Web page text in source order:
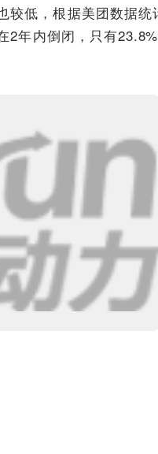
较低，根据美团数据统
2年内倒闭，只有